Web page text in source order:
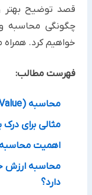
قصد توضیح بهتر
چگونگی محاسبه
خواهیم کرد. همراه
فهرست مطالب:
محاسبه NAV (Net Asset Value) به چه معناست؟
مثالی برای
اهمیت
محاسبه ارزش
دارد؟